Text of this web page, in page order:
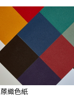
蒝織色紙